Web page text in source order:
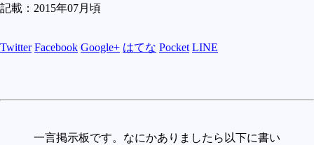
記載：2015年07月頃
Twitter Facebook Google+ はてな Pocket LINE
一言掲示板です。なにかありましたら以下に書い